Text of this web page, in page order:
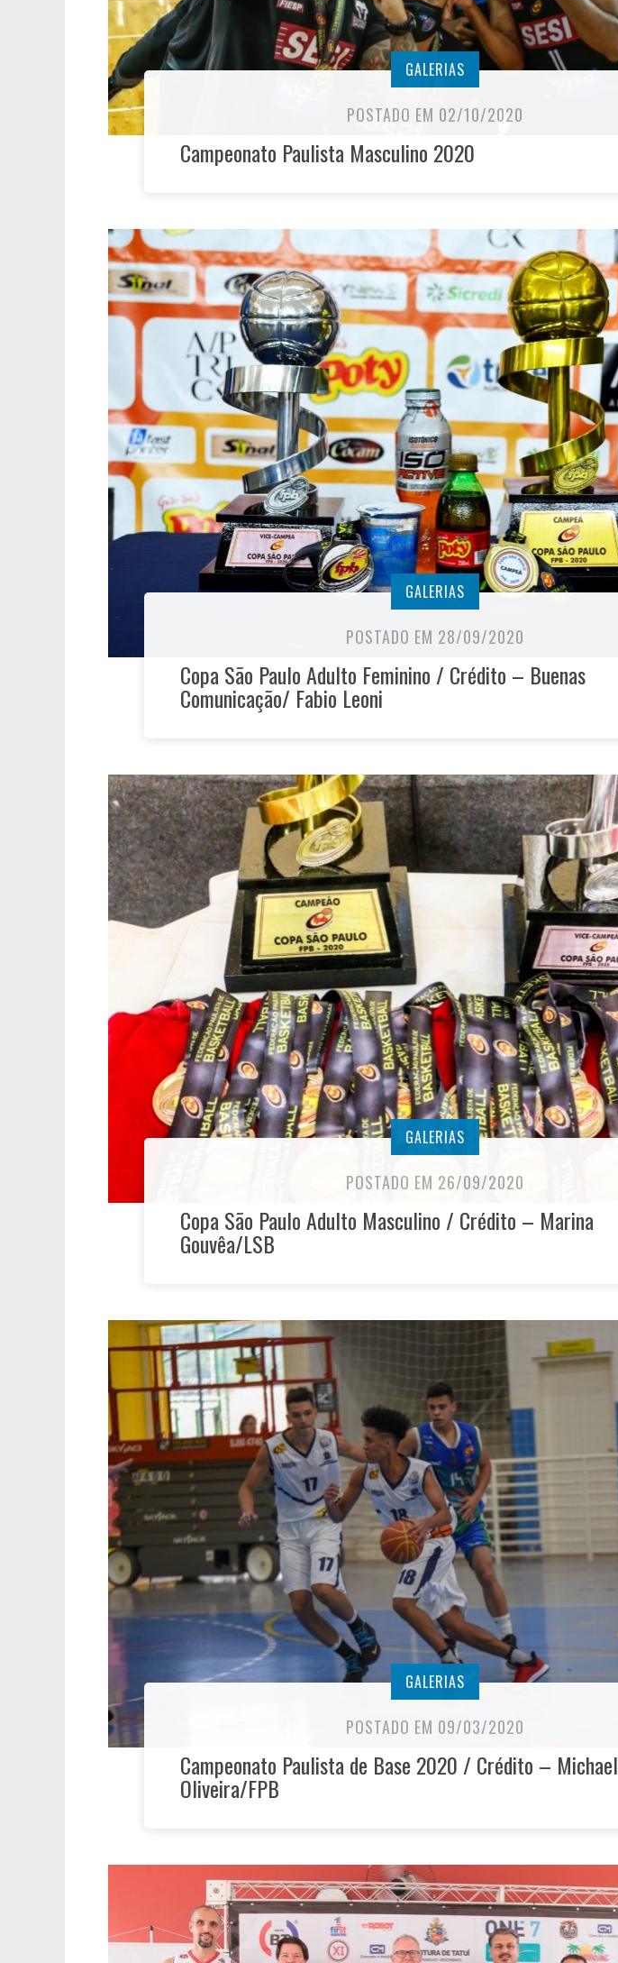
GALERIAS
POSTADO EM 02/10/2020
Campeonato Paulista Masculino 2020
GALERIAS
POSTADO EM 28/09/2020
Copa São Paulo Adulto Feminino / Crédito – Buenas
Comunicação/ Fabio Leoni
GALERIAS
POSTADO EM 26/09/2020
Copa São Paulo Adulto Masculino / Crédito – Marina
Gouvêa/LSB
GALERIAS
POSTADO EM 09/03/2020
Campeonato Paulista de Base 2020 / Crédito – Michael
Oliveira/FPB